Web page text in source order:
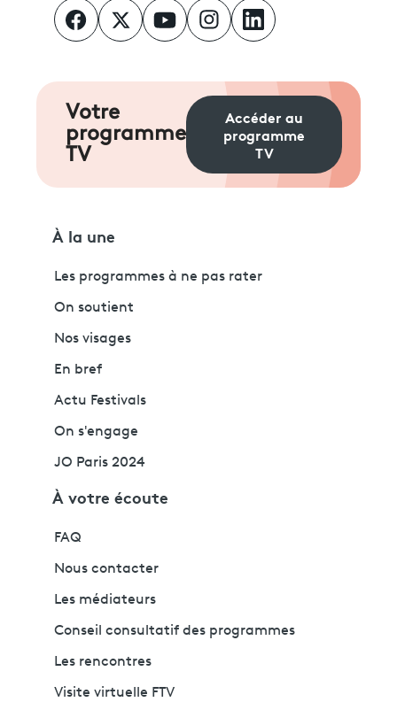
Votre
programme
TV
Accéder au
programme
TV
À la une
Les programmes à ne pas rater
On soutient
Nos visages
En bref
Actu Festivals
On s'engage
JO Paris 2024
À votre écoute
FAQ
Nous contacter
Les médiateurs
Conseil consultatif des programmes
Les rencontres
Visite virtuelle FTV